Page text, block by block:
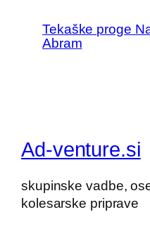
Tekaške proge
Abram
Ad-venture.si
skupinske vadbe,
kolesarske priprave